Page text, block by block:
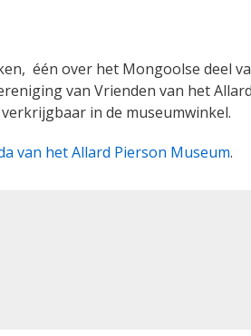
één over het Mongoolse deel
van Vrienden van het Allard
in de museumwinkel.
van het Allard Pierson Museum.